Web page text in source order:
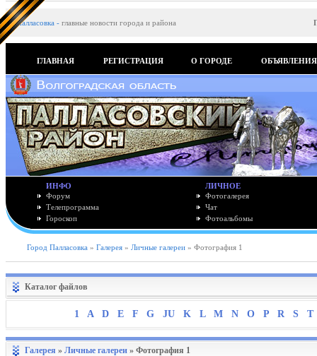
Палласовка - главные новости города и района
ГЛАВНАЯ РЕГИСТРАЦИЯ О ГОРОДЕ ОБЪЯВЛЕНИЯ
ИНФО
Форум
Телепрограмма
Гороскоп
ЛИЧНОЕ
Фотогалерея
Чат
Фотоальбомы
Город Палласовка » Галерея » Личные галереи » Фотография 1
Каталог файлов
1 A D E F G JU K L M N O P R S T
Галерея » Личные галереи » Фотография 1